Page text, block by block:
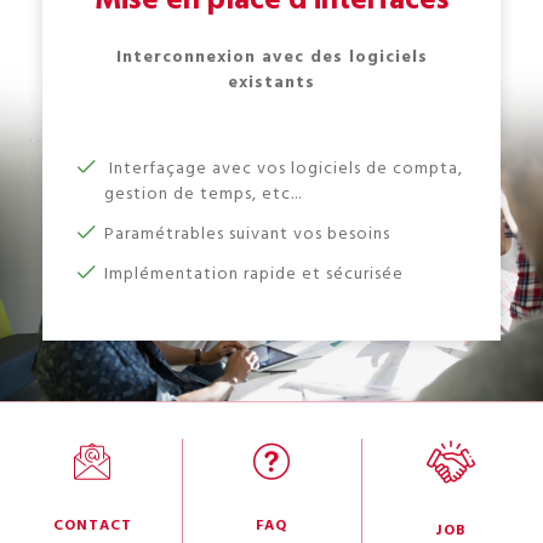
Interconnexion avec des logiciels
existants
Interfaçage avec vos logiciels de compta,
gestion de temps, etc...
Paramétrables suivant vos besoins
Implémentation rapide et sécurisée
CONTACT FAQ JOB